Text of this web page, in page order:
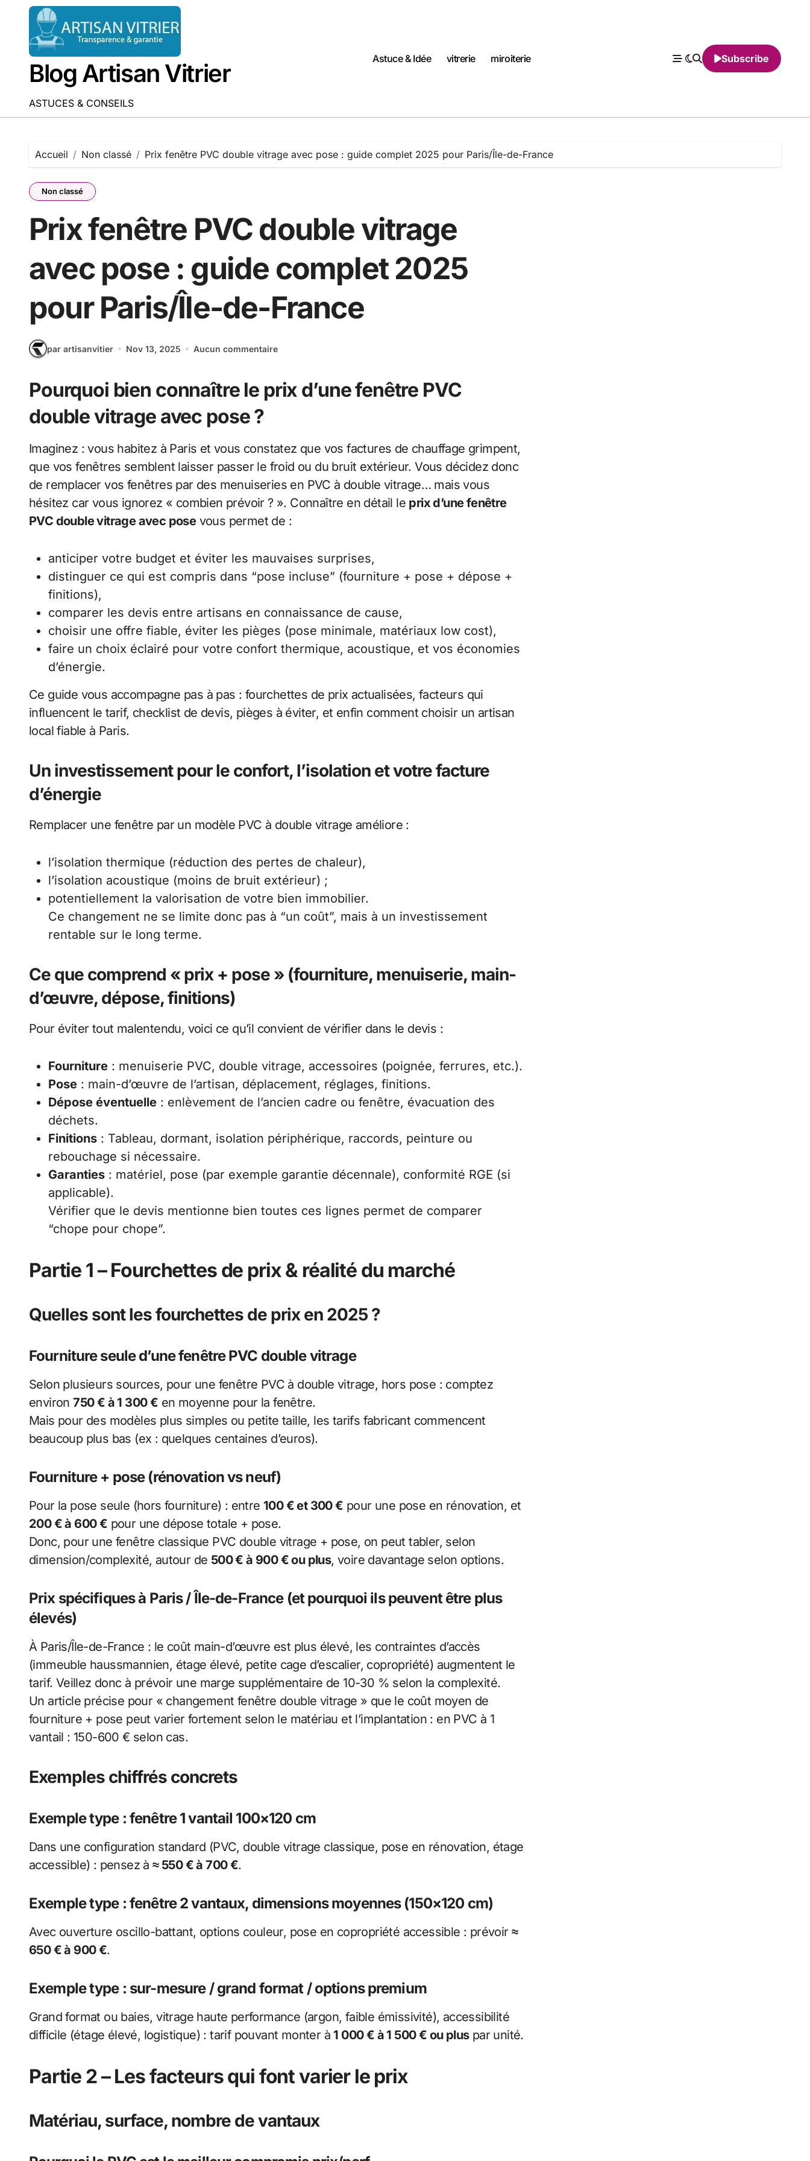
Passer
Blog Artisan Vitrier
ASTUCES & CONSEILS
Astuce & Idée vitrerie miroiterie Subscribe
Accueil Non classé Prix fenêtre PVC double vitrage avec pose : guide complet 2025 pour Paris/Île-de-France
Non classé
Prix fenêtre PVC double vitrage
avec pose : guide complet 2025
pour Paris/Île-de-France
par artisanvitier Nov 13, 2025 Aucun commentaire
Pourquoi bien connaître le prix d’une fenêtre PVC
double vitrage avec pose ?
Imaginez : vous habitez à Paris et vous constatez que vos factures de chauffage grimpent,
que vos fenêtres semblent laisser passer le froid ou du bruit extérieur. Vous décidez donc
de remplacer vos fenêtres par des menuiseries en PVC à double vitrage… mais vous
hésitez car vous ignorez « combien prévoir ? ». Connaître en détail le prix d’une fenêtre
PVC double vitrage avec posevous permet de :
anticiper votre budget et éviter les mauvaises surprises,
distinguer ce qui est compris dans “pose incluse” (fourniture + pose + dépose +
finitions),
comparer les devis entre artisans en connaissance de cause,
choisir une offre fiable, éviter les pièges (pose minimale, matériaux low cost),
faire un choix éclairé pour votre confort thermique, acoustique, et vos économies
d’énergie.
Ce guide vous accompagne pas à pas : fourchettes de prix actualisées, facteurs qui
influencent le tarif, checklist de devis, pièges à éviter, et enfin comment choisir un artisan
local fiable à Paris.
Un investissement pour le confort, l’isolation et votre facture
d’énergie
Remplacer une fenêtre par un modèle PVC à double vitrage améliore :
l’isolation thermique (réduction des pertes de chaleur),
l’isolation acoustique (moins de bruit extérieur) ;
potentiellement la valorisation de votre bien immobilier.
Ce changement ne se limite donc pas à “un coût”, mais à un investissement
rentable sur le long terme.
Ce que comprend « prix + pose » (fourniture, menuiserie, main-
d’œuvre, dépose, finitions)
Pour éviter tout malentendu, voici ce qu’il convient de vérifier dans le devis :
Fourniture : menuiserie PVC, double vitrage, accessoires (poignée, ferrures, etc.).
Pose : main-d’œuvre de l’artisan, déplacement, réglages, finitions.
Dépose éventuelle : enlèvement de l’ancien cadre ou fenêtre, évacuation des
déchets.
Finitions : Tableau, dormant, isolation périphérique, raccords, peinture ou
rebouchage si nécessaire.
Garanties : matériel, pose (par exemple garantie décennale), conformité RGE (si
applicable).
Vérifier que le devis mentionne bien toutes ces lignes permet de comparer
“chope pour chope”.
Partie 1 – Fourchettes de prix & réalité du marché
Quelles sont les fourchettes de prix en 2025 ?
Fourniture seule d’une fenêtre PVC double vitrage
Selon plusieurs sources, pour une fenêtre PVC à double vitrage, hors pose : comptez
environ750 € à 1 300 € en moyenne pour la fenêtre.
Mais pour des modèles plus simples ou petite taille, les tarifs fabricant commencent
beaucoup plus bas (ex : quelques centaines d’euros).
Fourniture + pose (rénovation vs neuf)
Pour la pose seule (hors fourniture) : entre 100 € et 300 € pour une pose en rénovation, et
200 € à 600 € pour une dépose totale + pose.
Donc, pour une fenêtre classique PVC double vitrage + pose, on peut tabler, selon
dimension/complexité, autour de 500 € à 900 € ou plus, voire davantage selon options.
Prix spécifiques à Paris / Île-de-France (et pourquoi ils peuvent être plus
élevés)
À Paris/Île-de-France : le coût main-d’œuvre est plus élevé, les contraintes d’accès
(immeuble haussmannien, étage élevé, petite cage d’escalier, copropriété) augmentent le
tarif. Veillez donc à prévoir une marge supplémentaire de 10-30 % selon la complexité.
Un article précise pour « changement fenêtre double vitrage » que le coût moyen de
fourniture + pose peut varier fortement selon le matériau et l’implantation : en PVC à 1
vantail : 150-600 € selon cas.
Exemples chiffrés concrets
Exemple type : fenêtre 1 vantail 100×120 cm
Dans une configuration standard (PVC, double vitrage classique, pose en rénovation, étage
accessible) : pensez à≈ 550 € à 700 €.
Exemple type : fenêtre 2 vantaux, dimensions moyennes (150×120 cm)
Avec ouverture oscillo-battant, options couleur, pose en copropriété accessible : prévoir≈
650 € à 900 €.
Exemple type : sur-mesure / grand format / options premium
Grand format ou baies, vitrage haute performance (argon, faible émissivité), accessibilité
difficile (étage élevé, logistique) : tarif pouvant monter à 1 000 € à 1 500 € ou pluspar unité.
Partie 2 – Les facteurs qui font varier le prix
Matériau, surface, nombre de vantaux